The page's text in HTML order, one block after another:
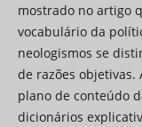
mostrado no artigo
vocabulário da
neologismos se
de razões
plano de conteúdo
dicionários